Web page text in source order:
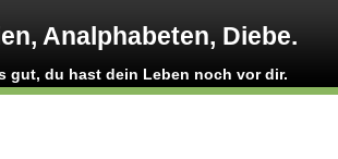
Analphabeten, Diebe.
gut, du hast dein Leben noch vor dir.